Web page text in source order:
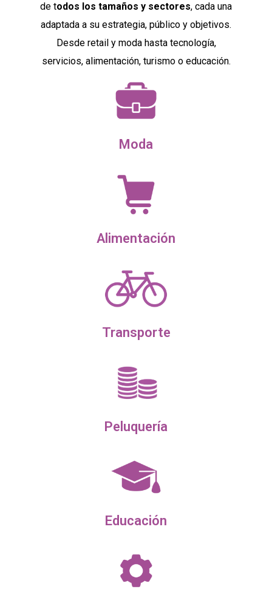
de todos los tamaños y sectores, cada una
adaptada a su estrategia, público y objetivos.
Desde retail y moda hasta tecnología,
servicios, alimentación, turismo o educación.
Moda
Alimentación
Transporte
Peluquería
Educación